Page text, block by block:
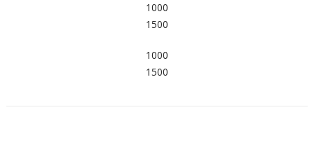
1000
1500
1000
1500